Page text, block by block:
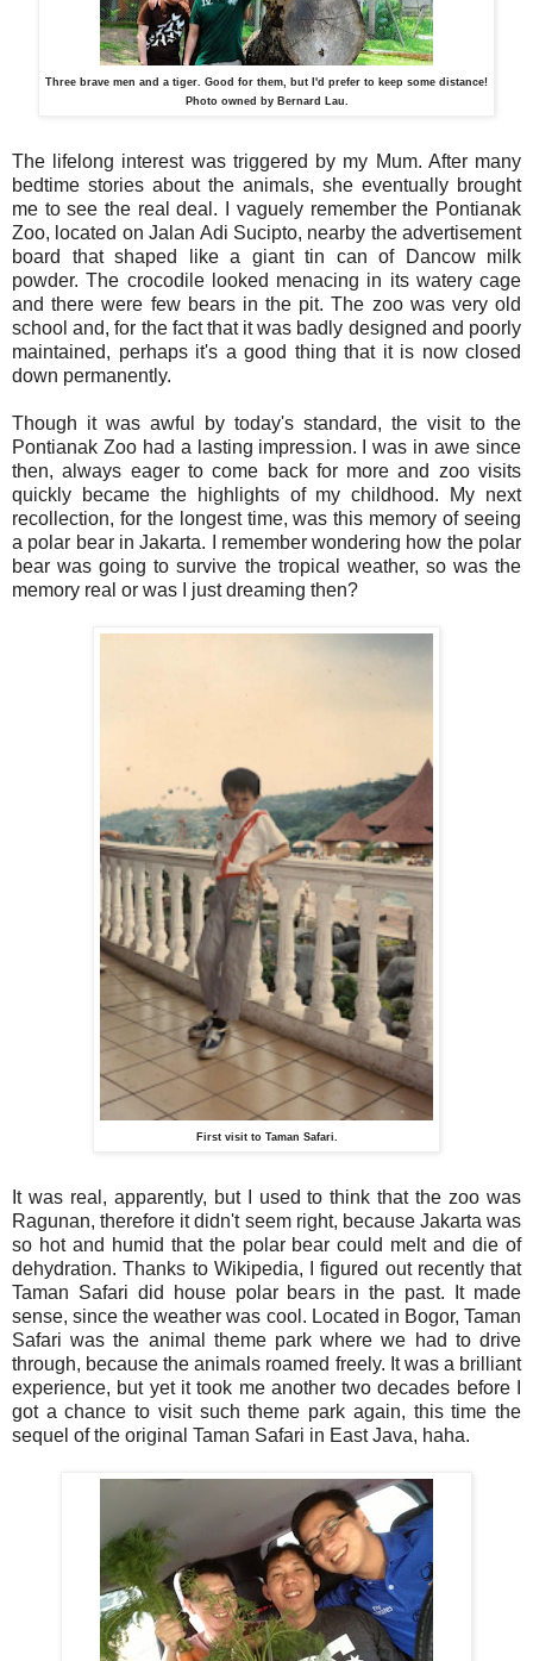
Three brave men and a tiger. Good for them, but I'd prefer to keep some distance!
Photo owned by Bernard Lau.
The lifelong interest was triggered by my Mum. After many
bedtime stories about the animals, she eventually brought
me to see the real deal. I vaguely remember the Pontianak
Zoo, located on Jalan Adi Sucipto, nearby the advertisement
board that shaped like a giant tin can of Dancow milk
powder. The crocodile looked menacing in its watery cage
and there were few bears in the pit. The zoo was very old
school and, for the fact that it was badly designed and poorly
maintained, perhaps it's a good thing that it is now closed
down permanently.
Though it was awful by today's standard, the visit to the
Pontianak Zoo had a lasting impression. I was in awe since
then, always eager to come back for more and zoo visits
quickly became the highlights of my childhood. My next
recollection, for the longest time, was this memory of seeing
a polar bear in Jakarta. I remember wondering how the polar
bear was going to survive the tropical weather, so was the
memory real or was I just dreaming then?
First visit to Taman Safari.
It was real, apparently, but I used to think that the zoo was
Ragunan, therefore it didn't seem right, because Jakarta was
so hot and humid that the polar bear could melt and die of
dehydration. Thanks to Wikipedia, I figured out recently that
Taman Safari did house polar bears in the past. It made
sense, since the weather was cool. Located in Bogor, Taman
Safari was the animal theme park where we had to drive
through, because the animals roamed freely. It was a brilliant
experience, but yet it took me another two decades before I
got a chance to visit such theme park again, this time the
sequel of the original Taman Safari in East Java, haha.